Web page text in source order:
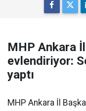
MHP Ankara
evlendiriyor:
yaptı
MHP Ankara İl